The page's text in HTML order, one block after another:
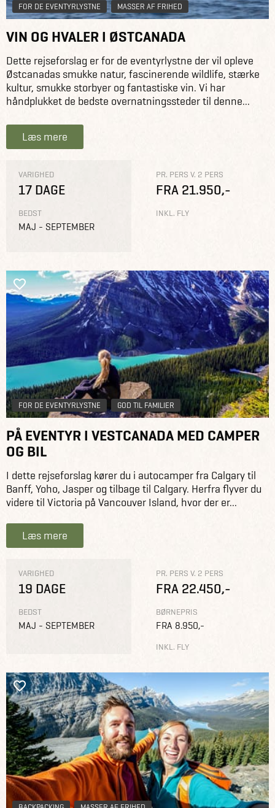
FOR DE EVENTYRLYSTNE MASSER AF FRIHED
VIN OG HVALER I ØSTCANADA
Dette rejseforslag er for de eventyrlystne der vil opleve
Østcanadas smukke natur, fascinerende wildlife, stærke
kultur, smukke storbyer og fantastiske vin. Vi har
håndplukket de bedste overnatningssteder til denne...
Læs mere
VARIGHED
17 DAGE
BEDST
MAJ - SEPTEMBER
PR. PERS V. 2 PERS
FRA 21.950,-
INKL. FLY
FOR DE EVENTYRLYSTNE GOD TIL FAMILIER
PÅ EVENTYR I VESTCANADA MED CAMPER
OG BIL
I dette rejseforslag kører du i autocamper fra Calgary til
Banff, Yoho, Jasper og tilbage til Calgary. Herfra flyver du
videre til Victoria på Vancouver Island, hvor der er...
Læs mere
VARIGHED
19 DAGE
BEDST
MAJ - SEPTEMBER
PR. PERS V. 2 PERS
FRA 22.450,-
BØRNEPRIS
FRA 8.950,-
INKL. FLY